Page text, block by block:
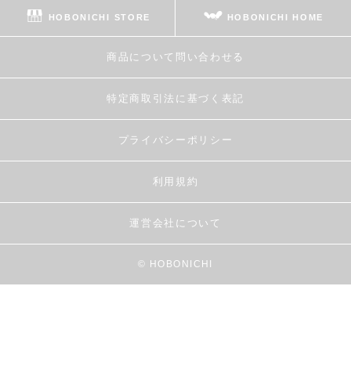
HOBONICHI STORE HOBONICHI HOME
商品について問い合わせる
特定商取引法に基づく表記
プライバシーポリシー
利用規約
運営会社について
© HOBONICHI